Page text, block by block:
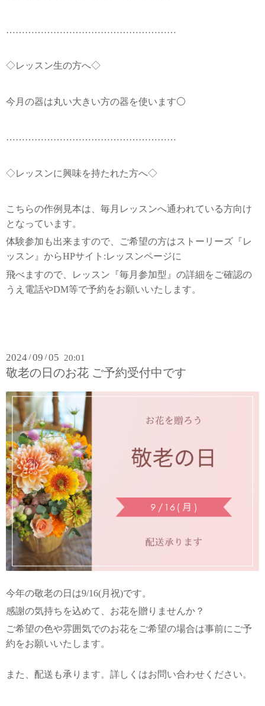
………………………………………………
◇レッスン生の方へ◇
今月の器は丸い大きい方の器を使います⚪️
………………………………………………
◇レッスンに興味を持たれた方へ◇
こちらの作例見本は、毎月レッスンへ通われている方向け
となっています。
体験参加も出来ますので、ご希望の方はストーリーズ『レ
ッスン』からHPサイト:レッスンページに
飛べますので、レッスン『毎月参加型』の詳細をご確認の
うえ電話やDM等で予約をお願いいたします。
2024 /09 /05 20:01
敬老の日のお花 ご予約受付中です
今年の敬老の日は9/16(月祝)です。
感謝の気持ちを込めて、お花を贈りませんか？
ご希望の色や雰囲気でのお花をご希望の場合は事前にご予
約をお願いいたします。
また、配送も承ります。詳しくはお問い合わせください。